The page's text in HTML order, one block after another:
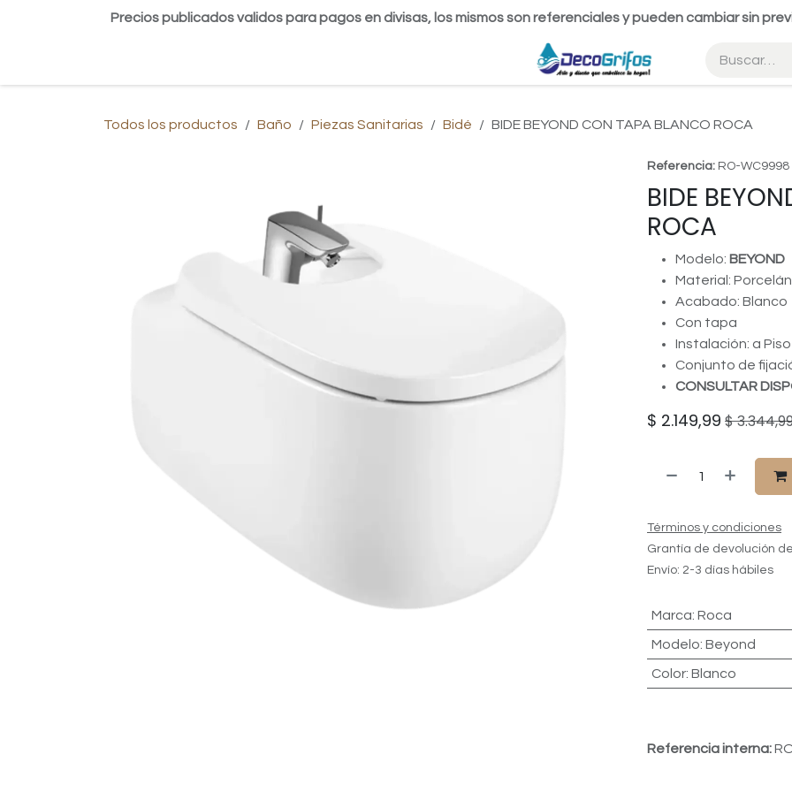
Precios publicados validos para pagos en divisas, los mismos son referenciales y pueden cambiar sin
Todos los productos Baño Piezas Sanitarias Bidé BIDE BEYOND CON TAPA BLANCO ROCA
Referencia: RO-WC9998
BIDE
ROCA
Modelo: BEYOND
Material:
Acabado: Blanco
Con tapa
Instalación: a
Conjunto de
CONSULTAR
$ 2.149,99 $
Términos y condiciones
Grantía de devolución
Envío: 2-3 días hábiles
Marca: Roca
Modelo: Beyond
Color: Blanco
Referencia interna: